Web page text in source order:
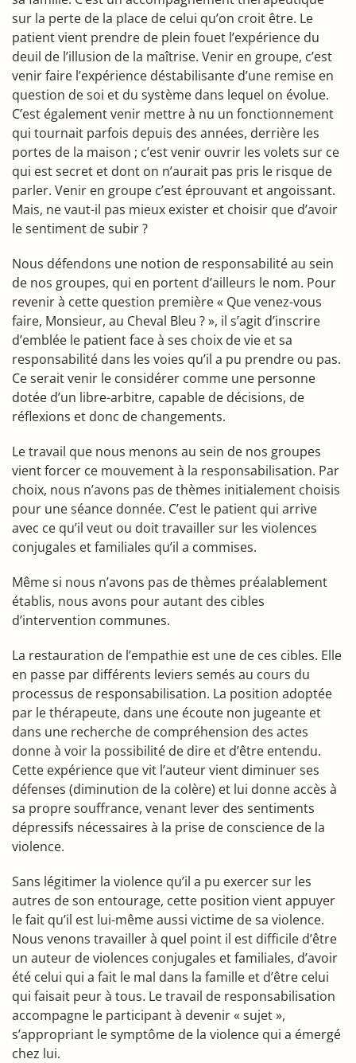
sur la perte de la place de celui qu’on croit être. Le
patient vient prendre de plein fouet l’expérience du
deuil de l’illusion de la maîtrise. Venir en groupe, c’est
venir faire l’expérience déstabilisante d’une remise en
question de soi et du système dans lequel on évolue.
C’est également venir mettre à nu un fonctionnement
qui tournait parfois depuis des années, derrière les
portes de la maison ; c’est venir ouvrir les volets sur ce
qui est secret et dont on n’aurait pas pris le risque de
parler. Venir en groupe c’est éprouvant et angoissant.
Mais, ne vaut-il pas mieux exister et choisir que d’avoir
le sentiment de subir ?
Nous défendons une notion de responsabilité au sein
de nos groupes, qui en portent d’ailleurs le nom. Pour
revenir à cette question première « Que venez-vous
faire, Monsieur, au Cheval Bleu ? », il s’agit d’inscrire
d’emblée le patient face à ses choix de vie et sa
responsabilité dans les voies qu’il a pu prendre ou pas.
Ce serait venir le considérer comme une personne
dotée d’un libre-arbitre, capable de décisions, de
réflexions et donc de changements.
Le travail que nous menons au sein de nos groupes
vient forcer ce mouvement à la responsabilisation. Par
choix, nous n’avons pas de thèmes initialement choisis
pour une séance donnée. C’est le patient qui arrive
avec ce qu’il veut ou doit travailler sur les violences
conjugales et familiales qu’il a commises.
Même si nous n’avons pas de thèmes préalablement
établis, nous avons pour autant des cibles
d’intervention communes.
La restauration de l’empathie est une de ces cibles. Elle
en passe par différents leviers semés au cours du
processus de responsabilisation. La position adoptée
par le thérapeute, dans une écoute non jugeante et
dans une recherche de compréhension des actes
donne à voir la possibilité de dire et d’être entendu.
Cette expérience que vit l’auteur vient diminuer ses
défenses (diminution de la colère) et lui donne accès à
sa propre souffrance, venant lever des sentiments
dépressifs nécessaires à la prise de conscience de la
violence.
Sans légitimer la violence qu’il a pu exercer sur les
autres de son entourage, cette position vient appuyer
le fait qu’il est lui-même aussi victime de sa violence.
Nous venons travailler à quel point il est difficile d’être
un auteur de violences conjugales et familiales, d’avoir
été celui qui a fait le mal dans la famille et d’être celui
qui faisait peur à tous. Le travail de responsabilisation
accompagne le participant à devenir « sujet »,
s’appropriant le symptôme de la violence qui a émergé
chez lui.